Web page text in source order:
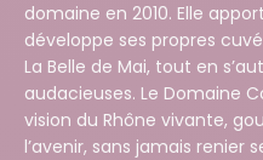
domaine en 2010. Elle
développe ses propres
La Belle de Mai, tout en
audacieuses. Le Domaine
vision du Rhône vivante,
l’avenir, sans jamais renier